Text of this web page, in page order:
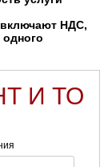
НДС,
одного
И ТО